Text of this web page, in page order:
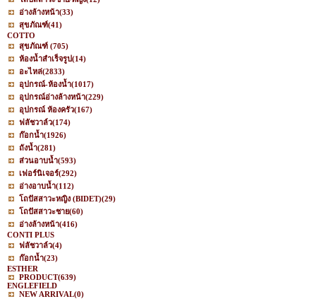
อ่างล้างหน้า(33)
สุขภัณฑ์(41)
COTTO
สุขภัณฑ์ (705)
ห้องน้ำสำเร็จรูป(14)
อะไหล่(2833)
อุปกรณ์-ห้องน้ำ(1017)
อุปกรณ์อ่างล้างหน้า(229)
อุปกรณ์ ห้องครัว(167)
ฟลัชวาล์ว(174)
ก๊อกน้ำ(1926)
ถังน้ำ(281)
ส่วนอาบน้ำ(593)
เฟอร์นิเจอร์(292)
อ่างอาบน้ำ(112)
โถปัสสาวะหญิง (BIDET)(29)
โถปัสสาวะชาย(60)
อ่างล้างหน้า(416)
CONTI PLUS
ฟลัชวาล์ว(4)
ก๊อกน้ำ(23)
ESTHER
PRODUCT(639)
ENGLEFIELD
NEW ARRIVAL(0)